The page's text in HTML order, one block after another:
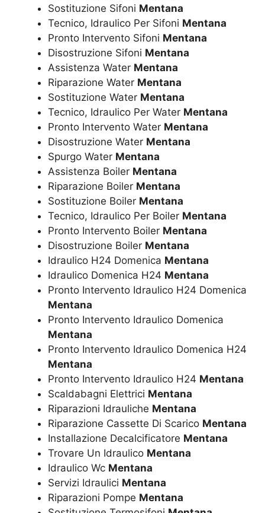
Sostituzione Sifoni Mentana
Tecnico, Idraulico Per Sifoni Mentana
Pronto Intervento Sifoni Mentana
Disostruzione Sifoni Mentana
Assistenza Water Mentana
Riparazione Water Mentana
Sostituzione Water Mentana
Tecnico, Idraulico Per Water Mentana
Pronto Intervento Water Mentana
Disostruzione Water Mentana
Spurgo Water Mentana
Assistenza Boiler Mentana
Riparazione Boiler Mentana
Sostituzione Boiler Mentana
Tecnico, Idraulico Per Boiler Mentana
Pronto Intervento Boiler Mentana
Disostruzione Boiler Mentana
Idraulico H24 Domenica Mentana
Idraulico Domenica H24 Mentana
Pronto Intervento Idraulico H24 Domenica
Mentana
Pronto Intervento Idraulico Domenica
Mentana
Pronto Intervento Idraulico Domenica H24
Mentana
Pronto Intervento Idraulico H24 Mentana
Scaldabagni Elettrici Mentana
Riparazioni Idrauliche Mentana
Riparazione Cassette Di Scarico Mentana
Installazione Decalcificatore Mentana
Trovare Un Idraulico Mentana
Idraulico Wc Mentana
Servizi Idraulici Mentana
Riparazioni Pompe Mentana